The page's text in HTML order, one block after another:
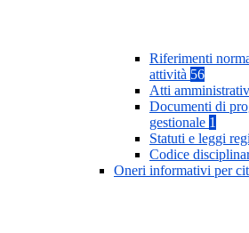
Riferimenti
attività 56
Atti
Documenti di
gestionale 1
Statuti e leggi
Codice
Oneri informativi per